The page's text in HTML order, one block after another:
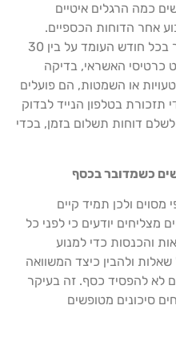
כמה הרגלים איטיים
אחר הדוחות הכספיים.
אנשים מצליחים מגדירים זמן קצר בכל חודש העומד על בין 30
כרטיסי האשראי, בדיקה
או השמטות, הם פועלים
תזכורת בטלפון הנייד לבדוק
דוחות תשלום בזמן, בכדי
ולכן תמיד קיים
מצליחים יודעים כי לפני כל
והכנסות כדי למנוע
ולהבין כיצד המשוואה
לא להפסיד כסף. זה בעיקר
סיכונים מטופשים